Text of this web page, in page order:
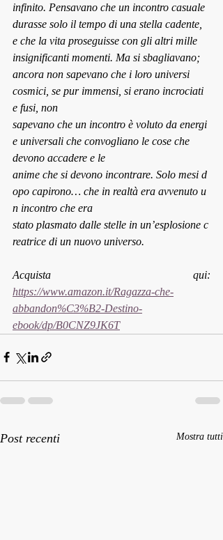
infinito. Pensavano che un incontro casuale
durasse solo il tempo di una stella cadente,
e che la vita proseguisse con gli altri mille
insignificanti momenti. Ma si sbagliavano;
ancora non sapevano che i loro universi
cosmici, se pur immensi, si erano incrociati
e fusi, non
sapevano che un incontro è voluto da energi
e universali che convogliano le cose che
devono accadere e le
anime che si devono incontrare. Solo mesi d
opo capirono… che in realtà era avvenuto u
n incontro che era
stato plasmato dalle stelle in un’esplosione c
reatrice di un nuovo universo.
https://www.amazon.it/Ragazza-che-
abbandon%C3%B2-Destino-
ebook/dp/B0CNZ9JK6T
Post recenti Mostra tutti